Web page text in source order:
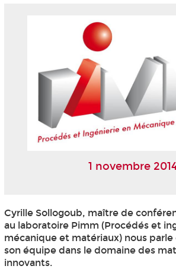
1 novembre
Cyrille Sollogoub, maître de
au laboratoire Pimm (Procédés et
mécanique et matériaux) nous
son équipe dans le domaine des
innovants.